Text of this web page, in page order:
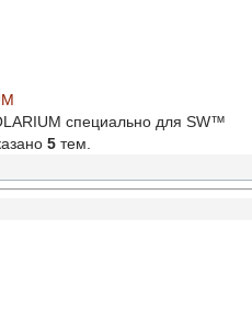
специально для SW™
5 тем.